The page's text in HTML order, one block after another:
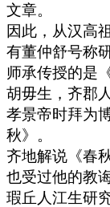
文章。
因此，从汉高
有董仲舒号称
师承传授的是
胡毋生，齐郡人
孝景帝时拜为
秋》。
齐地解说《春
也受过他的教诲
瑕丘人江生研